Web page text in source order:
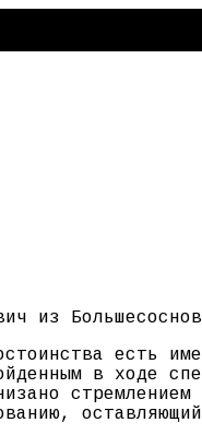
из
есть
в ходе